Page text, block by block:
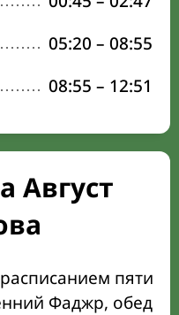
05:20 – 08:55
08:55 – 12:51
Август
пяти
Фаджр,